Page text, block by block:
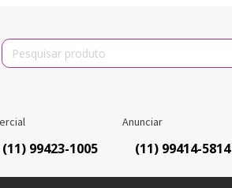
Search
for:
(11) 99423-1005
Anunciar
(11) 99414-5814